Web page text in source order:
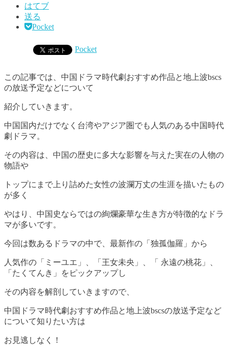
はてブ
送る
Pocket
Pocket
この記事では、中国ドラマ時代劇おすすめ作品と地上波bscs
の放送予定などについて
紹介していきます。
中国国内だけでなく台湾やアジア圏でも人気のある中国時代
劇ドラマ。
その内容は、中国の歴史に多大な影響を与えた実在の人物の
物語や
トップにまで上り詰めた女性の波瀾万丈の生涯を描いたもの
が多く
やはり、中国史ならではの絢爛豪華な生き方が特徴的なドラ
マが多いです。
今回は数あるドラマの中で、最新作の「独孤伽羅」から
人気作の「ミーユエ」、「王女未央」、「 永遠の桃花」、
「たくてんき」をピックアップし
その内容を解剖していきますので、
中国ドラマ時代劇おすすめ作品と地上波bscsの放送予定など
について知りたい方は
お見逃しなく！